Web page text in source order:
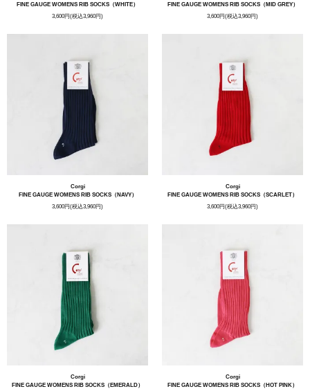
FINE GAUGE WOMENS RIB SOCKS（WHITE）
3,600円(税込3,960円)
FINE GAUGE WOMENS RIB SOCKS（MID GREY）
3,600円(税込3,960円)
Corgi
FINE GAUGE WOMENS RIB SOCKS（NAVY）
3,600円(税込3,960円)
Corgi
FINE GAUGE WOMENS RIB SOCKS（SCARLET）
3,600円(税込3,960円)
Corgi
FINE GAUGE WOMENS RIB SOCKS（EMERALD）
Corgi
FINE GAUGE WOMENS RIB SOCKS（HOT PINK）